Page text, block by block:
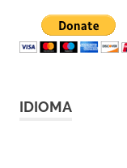
IDIOMA